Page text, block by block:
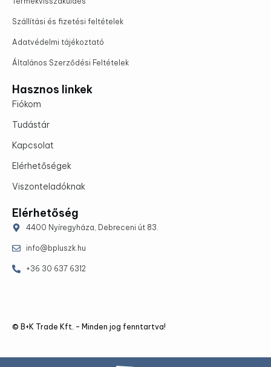
Szállítási és fizetési feltételek
Adatvédelmi tájékoztató
Általános Szerződési Feltételek
Hasznos linkek
Fiókom
Tudástár
Kapcsolat
Elérhetőségek
Viszonteladóknak
Elérhetőség
4400 Nyíregyháza, Debreceni út 83.
info@bpluszk.hu
+36 30 637 6312
© B+K Trade Kft. – Minden jog fenntartva!